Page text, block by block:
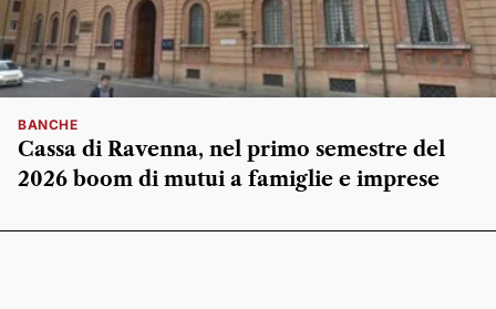
BANCHE
Cassa di Ravenna, nel primo semestre del
2026 boom di mutui a famiglie e imprese